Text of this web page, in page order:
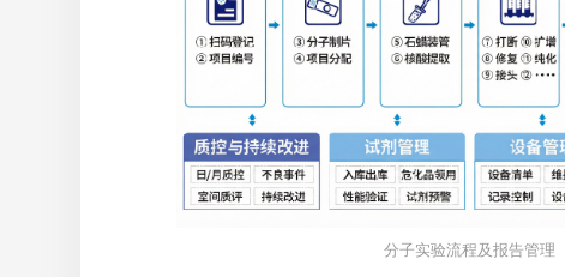
分子实验流程及报告管理